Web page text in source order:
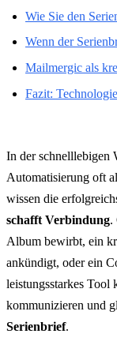
Wie Sie den
Wenn der
Mailmergic als
Fazit:
In der schnelllebigen
Automatisierung oft
wissen die
schafft Verbindung.
Album bewirbt, ein
ankündigt, oder ein
leistungsstarkes Tool
kommunizieren und
Serienbrief.